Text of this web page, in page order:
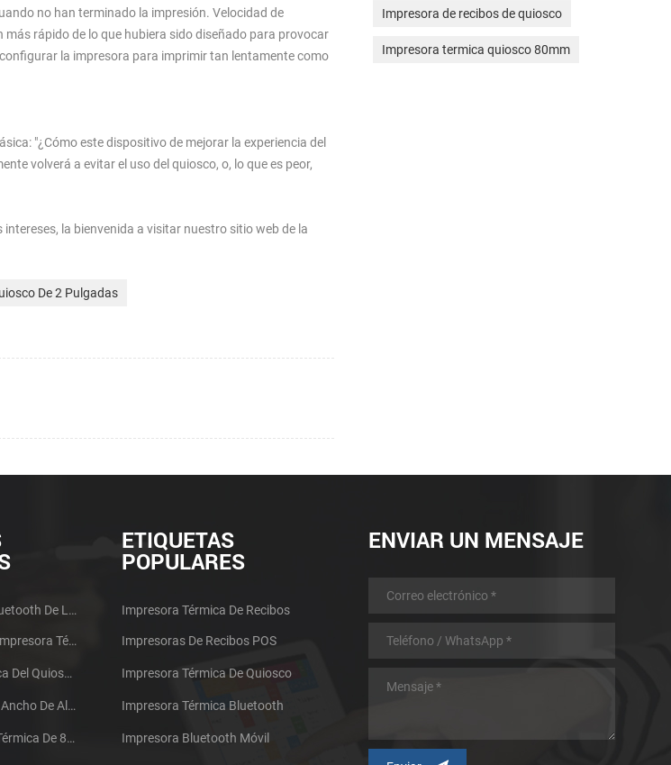
no han terminado la impresión. Velocidad de
rápido de lo que hubiera sido diseñado para provocar
la impresora para imprimir tan lentamente como
"¿Cómo este dispositivo de mejorar la experiencia del
volverá a evitar el uso del quiosco, o, lo que es peor,
la bienvenida a visitar nuestro sitio web de la
De 2 Pulgadas
Impresora de recibos de quiosco
Impresora termica quiosco 80mm
58 Móvil Portátil De Bluetooth De La Impresora Térmica De PTP-II
58 Micro Panel De La Impresora Térmica De Recibos CSN-A1
KP-300 H 3inch Térmica Del Quiosco De La Impresora Módulo De
KP-300V De 80mm De Ancho De Alta Velocidad De La Impresora Térmica Del Quiosco
EP-380CK Impresora Térmica De 80 Mm Con Bloqueo De La Tapa
ETIQUETAS
POPULARES
Impresora Térmica De Recibos
Impresoras De Recibos POS
Impresora Térmica De Quiosco
Impresora Térmica Bluetooth
Impresora Bluetooth Móvil
ENVIAR UN MENSAJE